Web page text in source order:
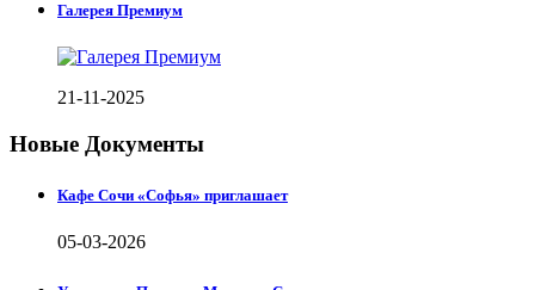
Галерея Премиум
21-11-2025
Новые Документы
Кафе Сочи «Софья» приглашает
05-03-2026